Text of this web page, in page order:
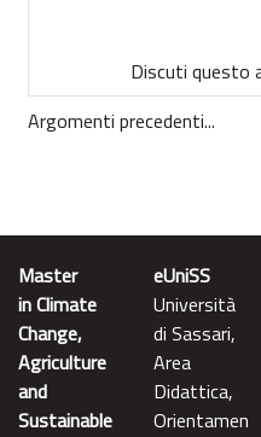
Discuti questo
Argomenti precedenti...
Master
in Climate
Change,
Agriculture
and
Sustainable
eUniSS
Università
di Sassari,
Area
Didattica,
Orientamen